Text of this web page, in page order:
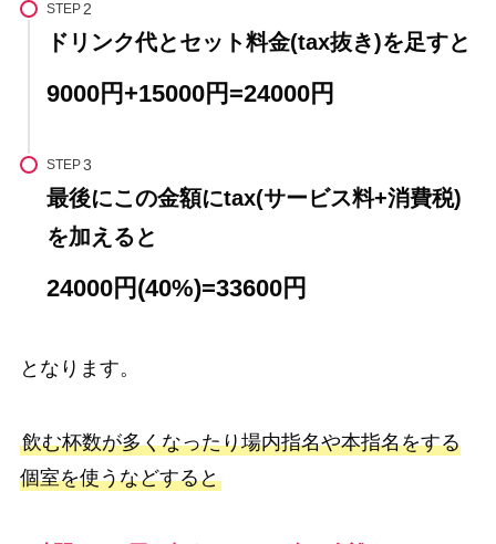
STEP
ドリンク代とセット料金(tax抜き)を足すと
9000円+15000円=24000円
STEP
最後にこの金額にtax(サービス料+消費税)
を加えると
24000円(40%)=33600円
となります。
飲む杯数が多くなったり場内指名や本指名をする
個室を使うなどすると